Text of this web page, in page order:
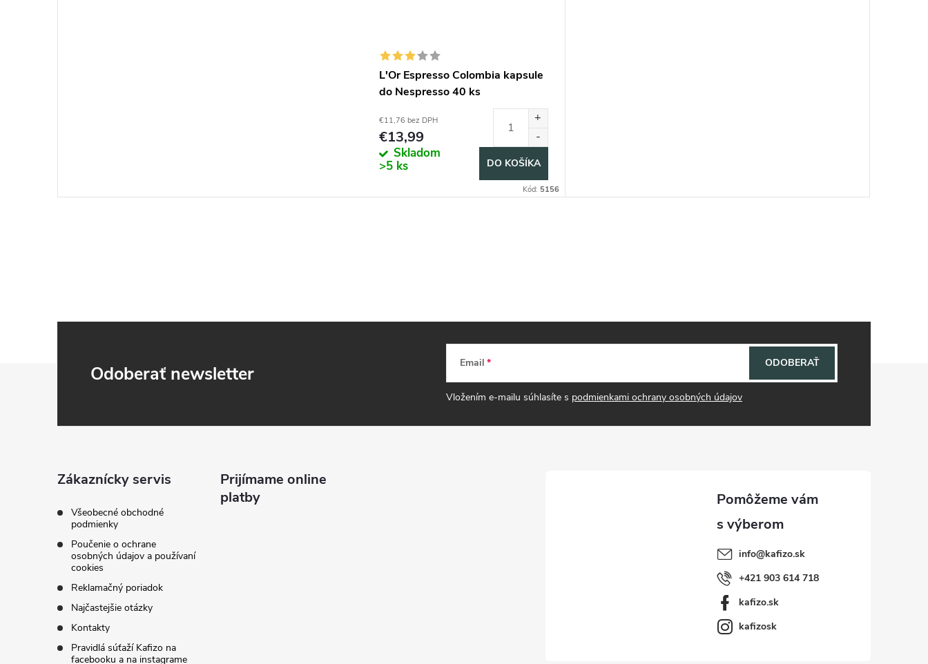
L'Or Espresso Colombia kapsule
do Nespresso 40 ks
€11,76 bez DPH
€13,99
Skladom
>5 ks
DO KOŠÍKA
Kód: 5156
Odoberať newsletter Email
Vložením e-mailu súhlasíte s podmienkami ochrany osobných údajov
ODOBERAŤ
Zákaznícky servis
Všeobecné obchodné
podmienky
Poučenie o ochrane
osobných údajov a používaní
cookies
Reklamačný poriadok
Najčastejšie otázky
Kontakty
Pravidlá súťaží Kafizo na
facebooku a na instagrame
Prijímame online
platby
info@kafizo.sk
+421 903 614 718
kafizo.sk
kafizosk